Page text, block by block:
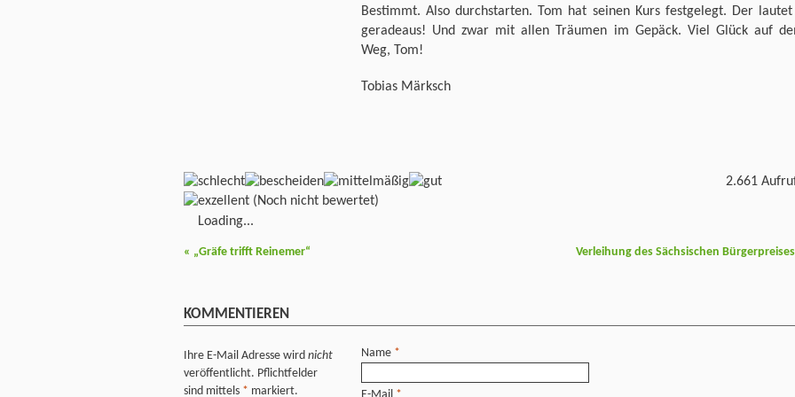
Bestimmt. Also durchstarten. Tom hat seinen Kurs festgelegt. Der lautet
geradeaus! Und zwar mit allen Träumen im Gepäck. Viel Glück auf
Weg, Tom!
Tobias Märksch
(Noch nicht bewertet)
Loading...
2.661
« „Gräfe trifft Reinemer“ Verleihung des Sächsischen Bürgerpreises
KOMMENTIEREN
Ihre E-Mail Adresse wird nicht
veröffentlicht. Pflichtfelder
sind mittels * markiert.
Name *